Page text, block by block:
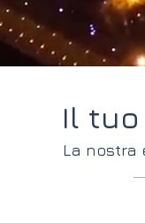
Il
La nostra